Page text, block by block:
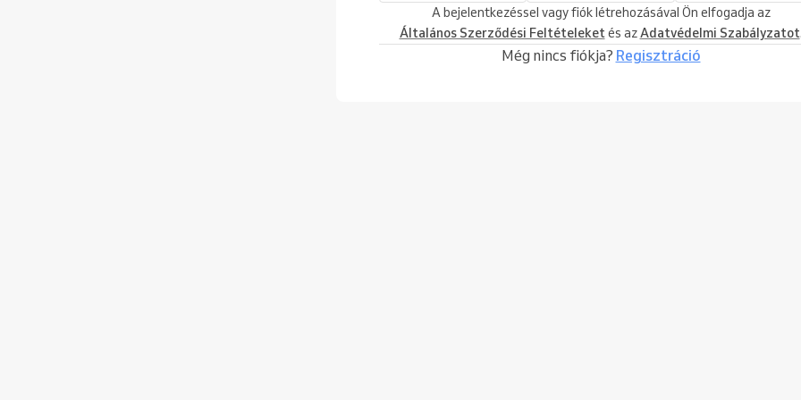
A bejelentkezéssel vagy fiók létrehozásával Ön elfogadja az
Általános Szerződési Feltételeketés azAdatvédelmi Szabályzatot
Még nincs fiókja? Regisztráció